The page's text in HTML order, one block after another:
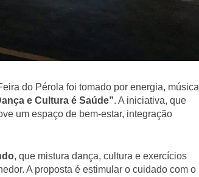
do Pérola foi tomado por energia, música
e Cultura é Saúde”. A iniciativa, que
um espaço de bem-estar, integração
, que mistura dança, cultura e exercícios
A proposta é estimular o cuidado com o